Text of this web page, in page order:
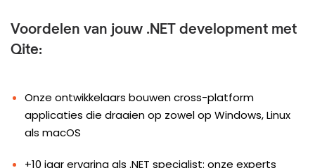
Voordelen van jouw .NET development met
Qite:
Onze ontwikkelaars bouwen cross-platform
applicaties die draaien op zowel op Windows, Linux
als macOS
+10 jaar ervaring als .NET specialist: onze experts